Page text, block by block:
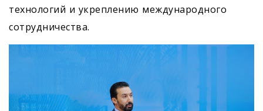
технологий и укреплению международного
сотрудничества.